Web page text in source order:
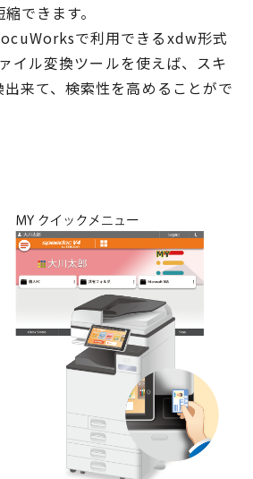
できます。
で利用できるxdw形式
イル変換ツールを使えば、スキ
来て、検索性を高めることがで